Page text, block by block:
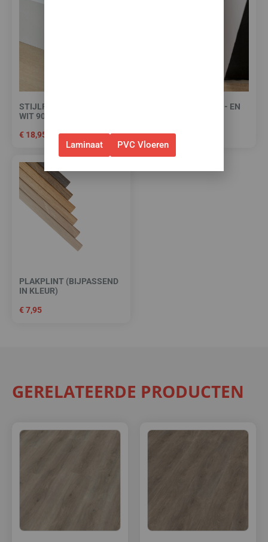
STIJLPLINT AMSTERDAM
WIT 9010 FOLIE 12 CM.
€ 18,95
HIGH TACK PLINTEN- EN
€15,00
PLAKPLINT (BIJPASSEND
IN KLEUR)
€7,95
GERELATEERDE PRODUCTEN
Laminaat PVC Vloeren